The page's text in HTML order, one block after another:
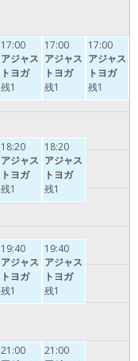
17:00
アジャス
トヨガ
残1
18:20
アジャス
トヨガ
残1
19:40
アジャス
トヨガ
残1
21:00
17:00
アジャス
トヨガ
残1
18:20
アジャス
トヨガ
残1
19:40
アジャス
トヨガ
残1
21:00
17:00
アジャス
トヨガ
残1